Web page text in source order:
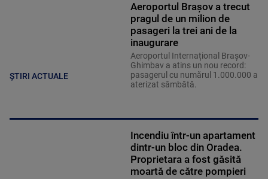
ȘTIRI ACTUALE
Aeroportul Brașov a trecut
pragul de un milion de
pasageri la trei ani de la
inaugurare
Aeroportul Internațional Brașov-
Ghimbav a atins un nou record:
pasagerul cu numărul 1.000.000 a
aterizat sâmbătă.
Incendiu într-un apartament
dintr-un bloc din Oradea.
Proprietara a fost găsită
moartă de către pompieri